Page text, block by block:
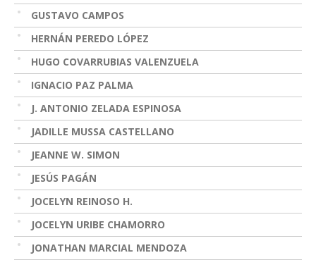
GUSTAVO CAMPOS
HERNÁN PEREDO LÓPEZ
HUGO COVARRUBIAS VALENZUELA
IGNACIO PAZ PALMA
J. ANTONIO ZELADA ESPINOSA
JADILLE MUSSA CASTELLANO
JEANNE W. SIMON
JESÚS PAGÁN
JOCELYN REINOSO H.
JOCELYN URIBE CHAMORRO
JONATHAN MARCIAL MENDOZA